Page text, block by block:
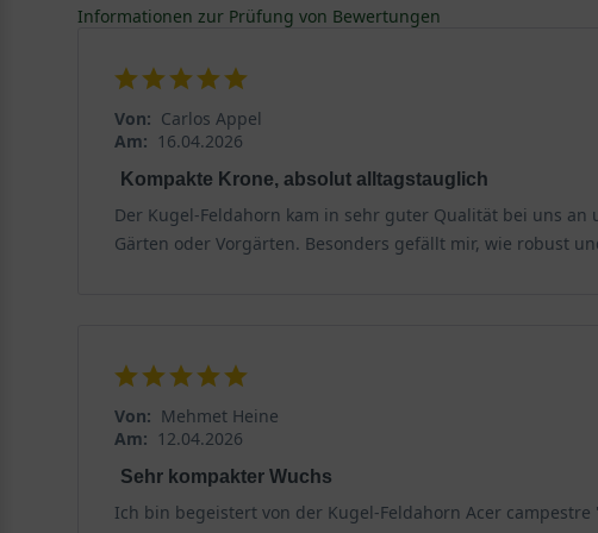
In der Naturmedizin dient der Feldahorn zur Herstellung
Zubereitung als Tee. Das Holz des Feldahorns ist sehr
wie zum Beispiel Axtstielen, verwendet. Spielwaren sowie
Informationen zur Prüfung von Bewertungen
Von: Carlos Appel
Am: 16.04.2026
Kompakte Krone, absolut alltagstauglich
Der Kugel-Feldahorn kam in sehr guter Qualität bei uns
Gärten oder Vorgärten. Besonders gefällt mir, wie robust
Von: Mehmet Heine
Am: 12.04.2026
Sehr kompakter Wuchs
Ich bin begeistert von der Kugel-Feldahorn Acer